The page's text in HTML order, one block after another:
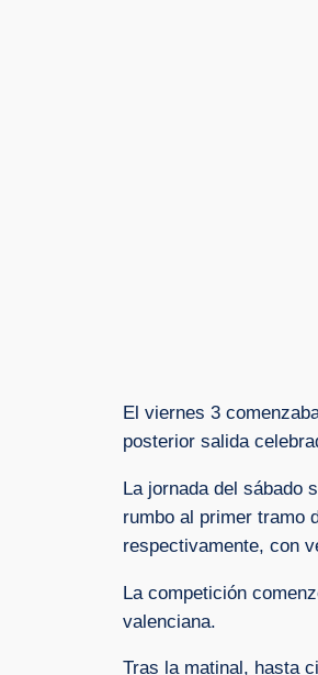
El viernes 3
posterior salida
La jornada del sábado
rumbo al primer tramo
respectivamente, con
La competición
valenciana.
Tras la matinal, hasta